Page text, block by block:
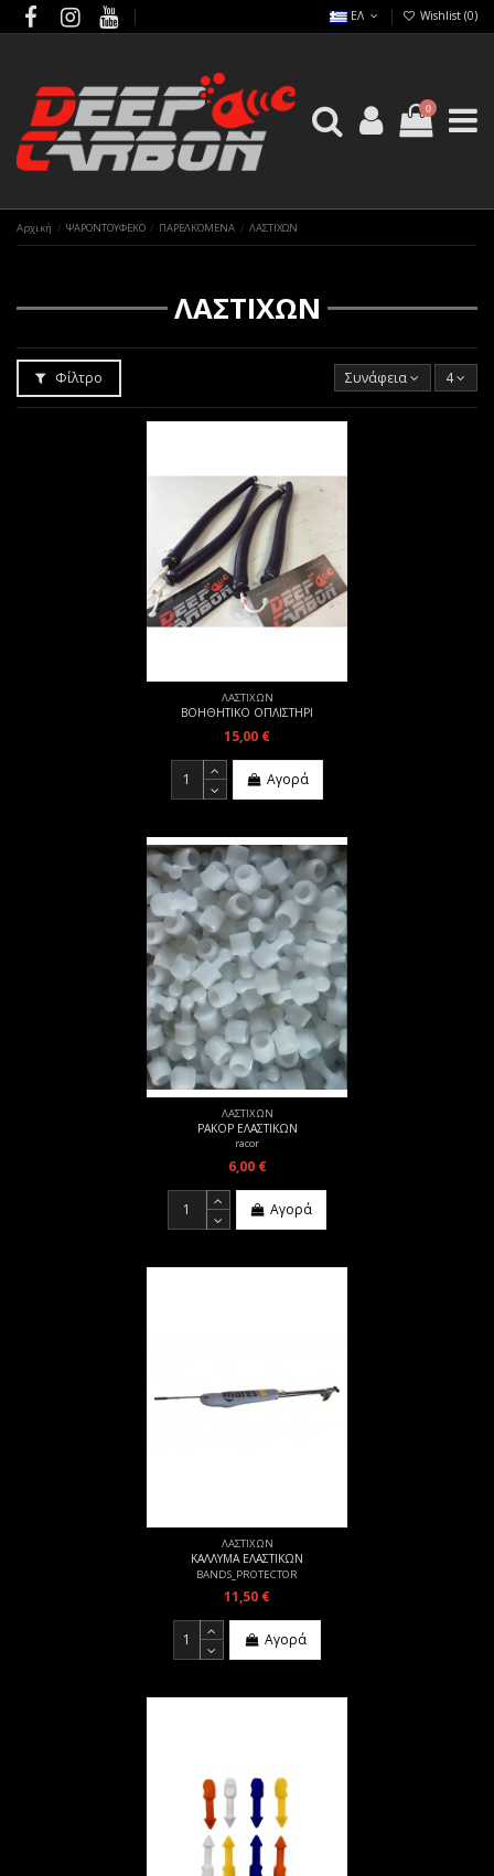
ΕΛ Wishlist (0)
0
Αρχική ΨΑΡΟΝΤΟΥΦΕΚΟ ΠΑΡΕΛΚΟΜΕΝΑ ΛΑΣΤΙΧΩΝ
ΛΑΣΤΙΧΩΝ
Φίλτρο Συνάφεια 4
ΛΑΣΤΙΧΩΝ
ΒΟΗΘΗΤΙΚΟ ΟΠΛΙΣΤΗΡΙ
15,00 €
Αγορά
ΛΑΣΤΙΧΩΝ
ΡΑΚΟΡ ΕΛΑΣΤΙΚΩΝ
racor
6,00 €
Αγορά
ΛΑΣΤΙΧΩΝ
ΚΑΛΛΥΜΑ ΕΛΑΣΤΙΚΩΝ
BANDS_PROTECTOR
11,50 €
Αγορά